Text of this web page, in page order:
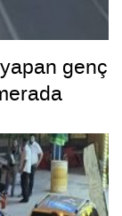
genç